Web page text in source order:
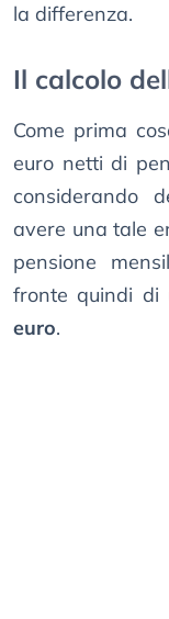
la differenza.
Il calcolo
Come prima
euro netti di
considerando
avere una tale
pensione
fronte quindi di
euro.